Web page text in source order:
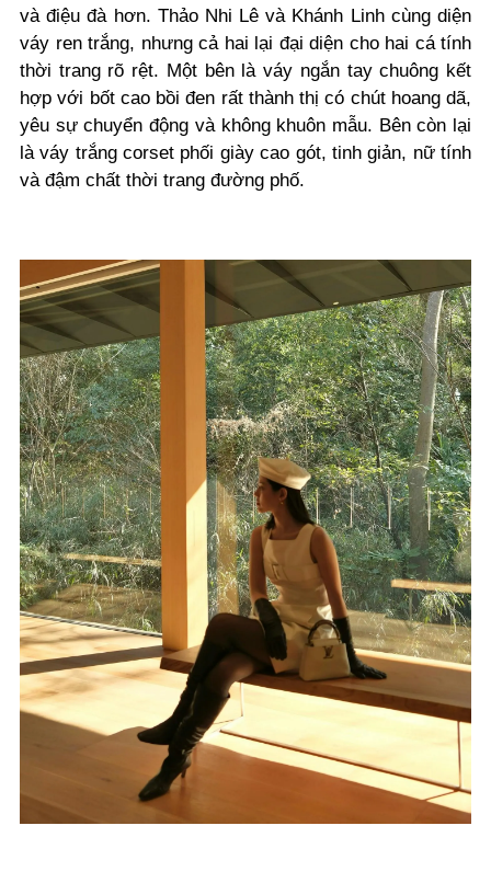
và điệu đà hơn. Thảo Nhi Lê và Khánh Linh cùng diện
váy ren trắng, nhưng cả hai lại đại diện cho hai cá tính
thời trang rõ rệt. Một bên là váy ngắn tay chuông kết
hợp với bốt cao bồi đen rất thành thị có chút hoang dã,
yêu sự chuyển động và không khuôn mẫu. Bên còn lại
là váy trắng corset phối giày cao gót, tinh giản, nữ tính
và đậm chất thời trang đường phố.